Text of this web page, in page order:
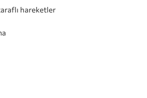
hareketler